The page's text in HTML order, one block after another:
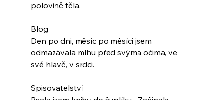
polovině těla.
Blog
Den po dni, měsíc po měsíci jsem
odmazávala mlhu před svýma očima, ve
své hlavě, v srdci.
Spisovatelství